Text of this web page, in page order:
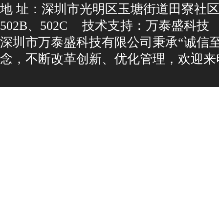
地址：深圳市光明区玉塘街道田寮社
502B、502C
技术支持： 万泰盛科技
深圳市万泰盛科技有限公司秉承“诚信
念，不断改革创新、优化管理，欢迎